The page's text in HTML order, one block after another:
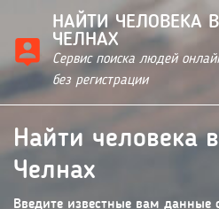
НАЙТИ ЧЕЛОВЕКА
ЧЕЛНАХ
Сервис поиска людей
без регистрации
Найти человека
Челнах
Введите известные вам данные